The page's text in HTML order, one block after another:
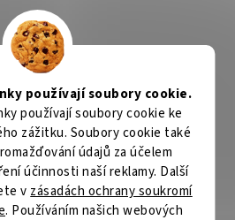
používají soubory cookie.
používají soubory cookie ke
zážitku. Soubory cookie také
údajů za účelem
účinnosti naší reklamy. Další
v zásadách ochrany soukromí
. Používáním našich webových